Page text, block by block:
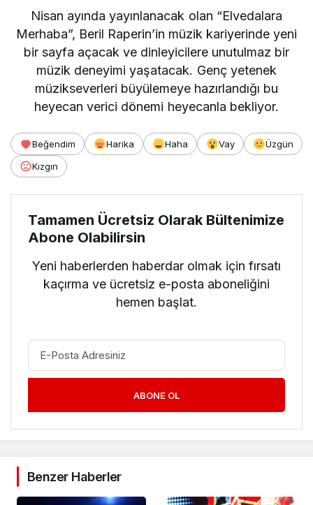
Nisan ayında yayınlanacak olan “Elvedalara
Merhaba”, Beril Raperin’in müzik kariyerinde yeni
bir sayfa açacak ve dinleyicilere unutulmaz bir
müzik deneyimi yaşatacak. Genç yetenek
müzikseverleri büyülemeye hazırlandığı bu
heyecan verici dönemi heyecanla bekliyor.
Beğendim Harika Haha Vay
Üzgün
Kızgın
Tamamen Ücretsiz Olarak Bültenimize
Abone Olabilirsin
Yeni haberlerden haberdar olmak için fırsatı
kaçırma ve ücretsiz e-posta aboneliğini
hemen başlat.
ABONE OL
Benzer Haberler